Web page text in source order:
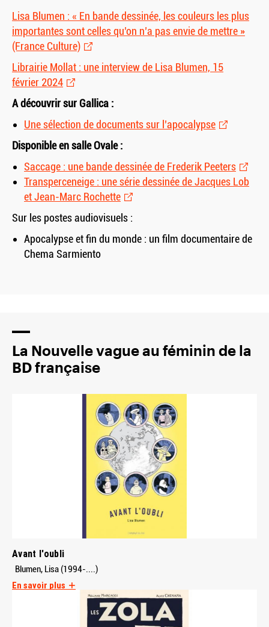
Lisa Blumen : « En bande dessinée, les couleurs les plus
importantes sont celles qu’on n’a pas envie de mettre »
(France Culture)
Librairie Mollat : une interview de Lisa Blumen, 15
février 2024
A découvrir sur Gallica :
Une sélection de documents sur l’apocalypse
Disponible en salle Ovale :
Saccage : une bande dessinée de Frederik Peeters
Transperceneige : une série dessinée de Jacques Lob
et Jean-Marc Rochette
Sur les postes audiovisuels :
Apocalypse et fin du monde : un film documentaire de
Chema Sarmiento
La Nouvelle vague au féminin de la
BD française
Avant l'oubli
Blumen, Lisa (1994-....)
En savoir plus